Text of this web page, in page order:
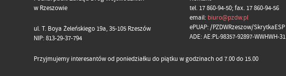
w Rzeszowie
ul. T. Boya Żeleńskiego 19a, 35-105 Rzeszów
NIP: 813-29-37-794
tel. 17 860-94-50; fax. 17 860-94-56
email: biuro@pzdw.pl
ePUAP: /PZDWRzeszow/SkrytkaESP
ADE: AE:PL-98357-92897-WWHWH-31
Przyjmujemy interesantów od poniedziałku do piątku w godzinach od 7.00 do 15.00